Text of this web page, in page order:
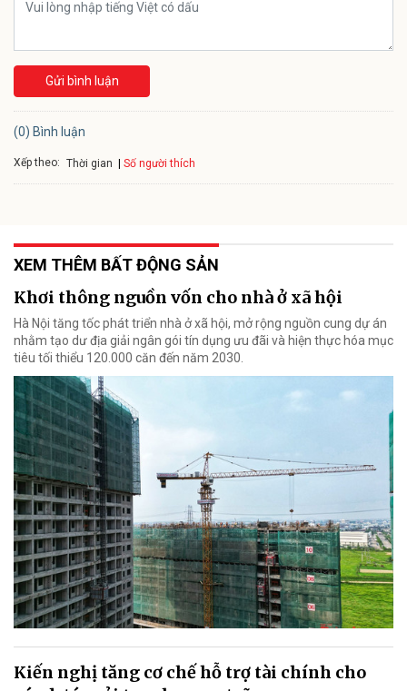
Gửi bình luận
(0) Bình luận
Xếp theo: Thời gian Số người thích
XEM THÊM BẤT ĐỘNG SẢN
Khơi thông nguồn vốn cho nhà ở xã hội
Hà Nội tăng tốc phát triển nhà ở xã hội, mở rộng nguồn cung dự án
nhằm tạo dư địa giải ngân gói tín dụng ưu đãi và hiện thực hóa mục
tiêu tối thiểu 120.000 căn đến năm 2030.
Kiến nghị tăng cơ chế hỗ trợ tài chính cho